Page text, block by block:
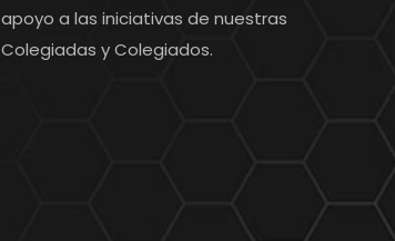
apoyo a las iniciativas de nuestras
Colegiadas y Colegiados.